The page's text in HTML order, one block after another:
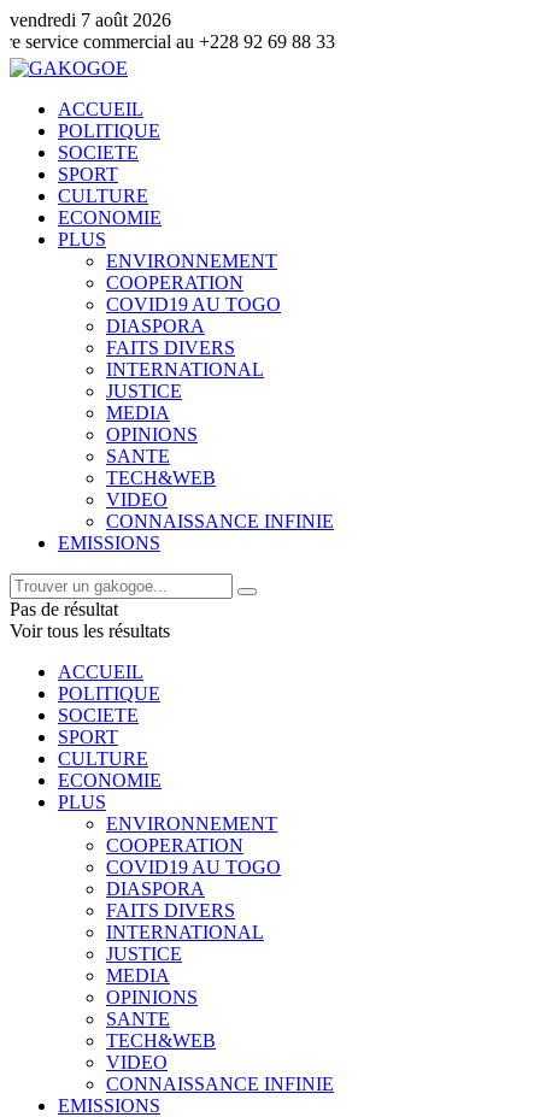
vendredi 7 août 2026
au +228 92 69 88 33
ACCUEIL
POLITIQUE
SOCIETE
SPORT
CULTURE
ECONOMIE
PLUS
ENVIRONNEMENT
COOPERATION
COVID19 AU TOGO
DIASPORA
FAITS DIVERS
INTERNATIONAL
JUSTICE
MEDIA
OPINIONS
SANTE
TECH&WEB
VIDEO
CONNAISSANCE INFINIE
EMISSIONS
Pas de résultat
Voir tous les résultats
ACCUEIL
POLITIQUE
SOCIETE
SPORT
CULTURE
ECONOMIE
PLUS
ENVIRONNEMENT
COOPERATION
COVID19 AU TOGO
DIASPORA
FAITS DIVERS
INTERNATIONAL
JUSTICE
MEDIA
OPINIONS
SANTE
TECH&WEB
VIDEO
CONNAISSANCE INFINIE
EMISSIONS